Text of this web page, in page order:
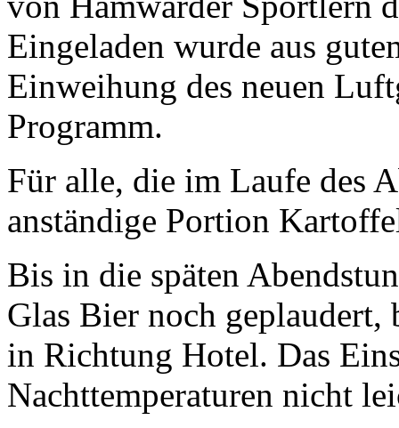
Eingeladen wurde aus
Einweihung des neuen
Programm.
Für alle, die im Laufe des
anständige Portion
Bis in die späten
Glas Bier noch geplaudert,
in Richtung Hotel. Das
Nachttemperaturen nicht